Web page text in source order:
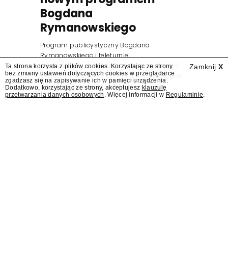
Bogdana
Rymanowskiego
Program publicystyczny Bogdana
Rymanowskiego i teleturniej
muzyczny "Hitster. Muzyczna gra przebojów"
znajdą się wśród jesiennych nowości Polsatu.
Polsat przejmuje od TVN program "Lego
Masters".
Zamknij X
Ta strona korzysta z plików cookies. Korzystając ze strony
bez zmiany ustawień dotyczących cookies w przeglądarce
zgadzasz się na zapisywanie ich w pamięci urządzenia.
Dodatkowo, korzystając ze strony, akceptujesz klauzulę
przetwarzania danych osobowych . Więcej informacji w Regulaminie.